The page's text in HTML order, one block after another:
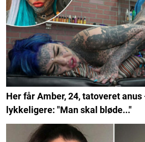
Her får Amber, 24, tatoveret
lykkeligere: "Man skal bløde..."